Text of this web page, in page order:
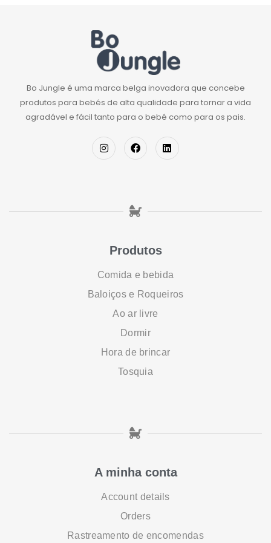
Bo Jungle é uma marca belga inovadora que concebe
produtos para bebés de alta qualidade para tornar a vida
agradável e fácil tanto para o bebé como para os pais.
Produtos
Comida e bebida
Baloiços e Roqueiros
Ao ar livre
Dormir
Hora de brincar
Tosquia
A minha conta
Account details
Orders
Rastreamento de encomendas